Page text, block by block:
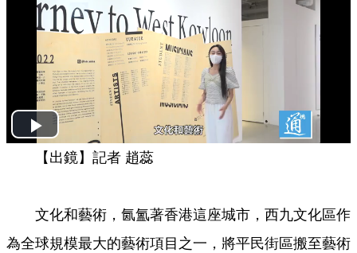
Play
Video
【出鏡】記者 趙蕊
文化和藝術，氤氳著香港這座城市，西九文化區作
為全球規模最大的藝術項目之一，將平民街區搬至藝術